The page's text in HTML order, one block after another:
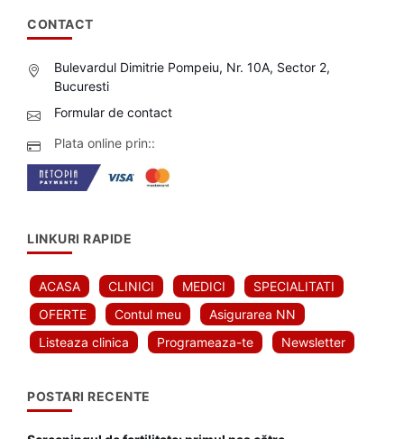
doctor. Infiintata in 2016 in Bucuresti, Romania, compania isi
propune sa ofere o solutie moderna pentru a te programa la
CONTACT
Bulevardul Dimitrie Pompeiu, Nr. 10A, Sector 2,
Formular de contact